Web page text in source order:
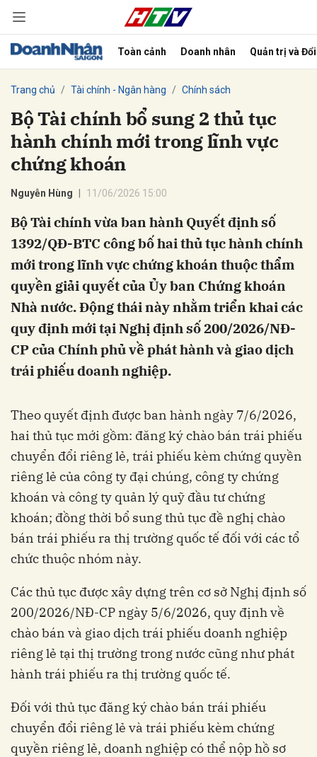
Toàn cảnh Doanh nhân Quản trị và
Trang chủ Tài chính - Ngân hàng Chính sách
Bộ Tài chính bổ sung 2 thủ tục
hành chính mới trong lĩnh vực
chứng khoán
Nguyễn Hùng 11/06/2026 15:00
Bộ Tài chính vừa ban hành Quyết định số
1392/QĐ-BTC công bố hai thủ tục hành chính
mới trong lĩnh vực chứng khoán thuộc thẩm
quyền giải quyết của Ủy ban Chứng khoán
Nhà nước. Động thái này nhằm triển khai các
quy định mới tại Nghị định số 200/2026/NĐ-
CP của Chính phủ về phát hành và giao dịch
trái phiếu doanh nghiệp.
Theo quyết định được ban hành ngày 7/6/2026,
hai thủ tục mới gồm: đăng ký chào bán trái phiếu
chuyển đổi riêng lẻ, trái phiếu kèm chứng quyền
riêng lẻ của công ty đại chúng, công ty chứng
khoán và công ty quản lý quỹ đầu tư chứng
khoán; đồng thời bổ sung thủ tục đề nghị chào
bán trái phiếu ra thị trường quốc tế đối với các tổ
chức thuộc nhóm này.
Các thủ tục được xây dựng trên cơ sở Nghị định số
200/2026/NĐ-CP ngày 5/6/2026, quy định về
chào bán và giao dịch trái phiếu doanh nghiệp
riêng lẻ tại thị trường trong nước cũng như phát
hành trái phiếu ra thị trường quốc tế.
Đối với thủ tục đăng ký chào bán trái phiếu
chuyển đổi riêng lẻ và trái phiếu kèm chứng
quyền riêng lẻ, doanh nghiệp có thể nộp hồ sơ
Hủy